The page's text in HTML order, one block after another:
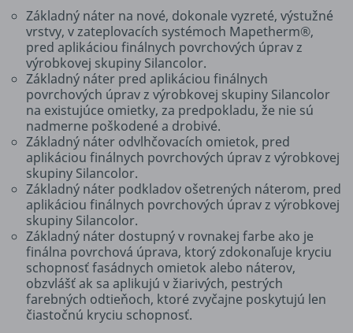
Základný náter na nové, dokonale vyzreté, výstužné
vrstvy, v zateplovacích systémoch Mapetherm®,
pred aplikáciou finálnych povrchových úprav z
výrobkovej skupiny Silancolor.
Základný náter pred aplikáciou finálnych
povrchových úprav z výrobkovej skupiny Silancolor
na existujúce omietky, za predpokladu, že nie sú
nadmerne poškodené a drobivé.
Základný náter odvlhčovacích omietok, pred
aplikáciou finálnych povrchových úprav z výrobkovej
skupiny Silancolor.
Základný náter podkladov ošetrených náterom, pred
aplikáciou finálnych povrchových úprav z výrobkovej
skupiny Silancolor.
Základný náter dostupný v rovnakej farbe ako je
finálna povrchová úprava, ktorý zdokonaľuje kryciu
schopnosť fasádnych omietok alebo náterov,
obzvlášť ak sa aplikujú v žiarivých, pestrých
farebných odtieňoch, ktoré zvyčajne poskytujú len
čiastočnú kryciu schopnosť.